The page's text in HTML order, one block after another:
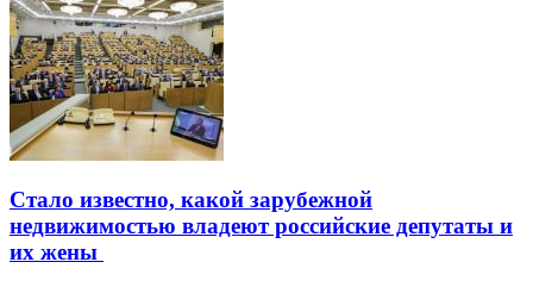
Стало известно, какой зарубежной
недвижимостью владеют российские депутаты и
их жены